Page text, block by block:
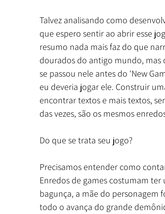
Talvez analisando como
que espero sentir ao abrir esse
resumo nada mais faz do que
dourados do antigo mundo, mas
se passou nele antes do 'New
eu deveria jogar ele. Construir
encontrar textos e mais textos,
das vezes, são os mesmos
Do que se trata seu jogo?
Precisamos entender como
Enredos de games costumam
bagunça, a mãe do personagem
todo o avança do grande